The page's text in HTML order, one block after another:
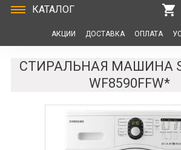
КАТАЛОГ
АКЦИИ ДОСТАВКА ОПЛАТА
СТИРАЛЬНАЯ МАШИНА
WF8590FFW*